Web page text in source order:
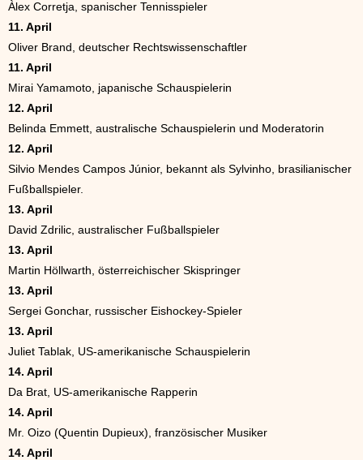
Àlex Corretja, spanischer Tennisspieler
11. April
Oliver Brand, deutscher Rechtswissenschaftler
11. April
Mirai Yamamoto, japanische Schauspielerin
12. April
Belinda Emmett, australische Schauspielerin und Moderatorin
12. April
Silvio Mendes Campos Júnior, bekannt als Sylvinho, brasilianischer
Fußballspieler.
13. April
David Zdrilic, australischer Fußballspieler
13. April
Martin Höllwarth, österreichischer Skispringer
13. April
Sergei Gonchar, russischer Eishockey-Spieler
13. April
Juliet Tablak, US-amerikanische Schauspielerin
14. April
Da Brat, US-amerikanische Rapperin
14. April
Mr. Oizo (Quentin Dupieux), französischer Musiker
14. April